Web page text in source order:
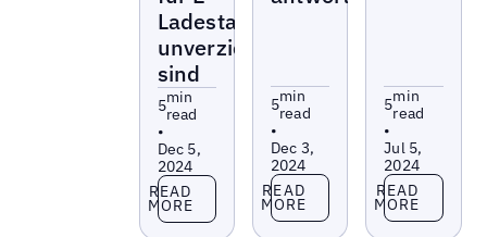
Ladestationen
unverzichtbar
sind
5min
read
•
Dec 5,
2024
Read more
READ
MORE
5min
read
•
Dec 3,
2024
Read more
READ
MORE
5min
read
•
Jul 5,
2024
Read more
READ
MORE